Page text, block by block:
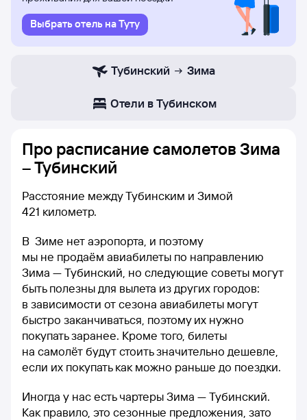
Выбрать отель на Туту
Тубинский Зима
Отели в Тубинском
Про расписание самолетов Зима
– Тубинский
Расстояние между Тубинским и Зимой
421 километр.
В Зиме нет аэропорта, и поэтому
мы не продаём авиабилеты по направлению
Зима — Тубинский, но следующие советы могут
быть полезны для вылета из других городов:
в зависимости от сезона авиабилеты могут
быстро заканчиваться, поэтому их нужно
покупать заранее. Кроме того, билеты
на самолёт будут стоить значительно дешевле,
если их покупать как можно раньше до поездки.
Иногда у нас есть чартеры Зима — Тубинский.
Как правило, это сезонные предложения, зато